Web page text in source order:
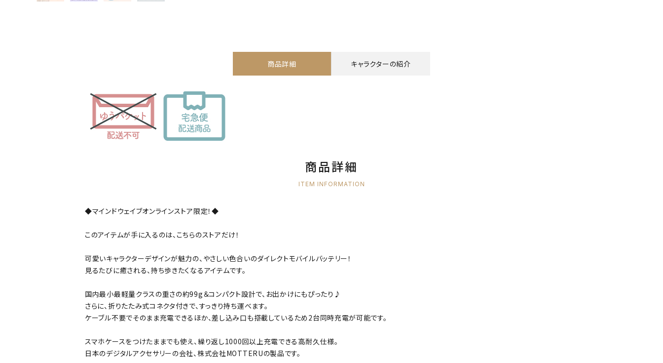
会員登録
商品詳細 キャラクターの紹介
商品詳細
ITEM INFORMATION
◆マインドウェイブオンラインストア限定！◆
このアイテムが手に入るのは、こちらのストアだけ！
可愛いキャラクターデザインが魅力の、やさしい色合いのダイレクトモバイルバッテリー！
見るたびに癒される、持ち歩きたくなるアイテムです。
国内最小最軽量クラスの重さの約99g＆コンパクト設計で、お出かけにもぴったり♪
さらに、折りたたみ式コネクタ付きで、すっきり持ち運べます。
ケーブル不要でそのまま充電できるほか、差し込み口も搭載しているため2台同時充電が可能です。
スマホケースをつけたままでも使え、繰り返し1000回以上充電できる高耐久仕様。
日本のデジタルアクセサリーの会社、株式会社MOTTERUの製品です。